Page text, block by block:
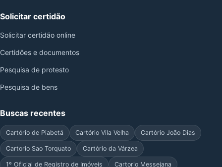
Solicitar certidão
Solicitar certidão online
Certidões e documentos
Pesquisa de protesto
Pesquisa de bens
Buscas recentes
Cartório de Piabetá Cartório Vila Velha Cartório João Dias
Cartorio Sao Torquato Cartório da Várzea
1º Oficial de Registro de Imóveis Cartorio Messejana